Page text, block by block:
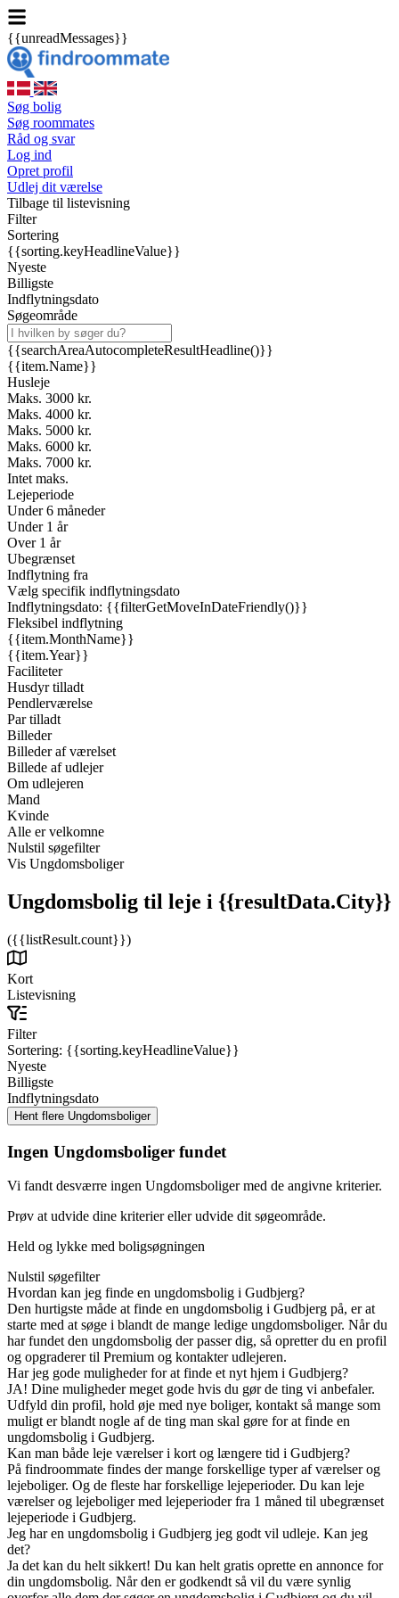
{{unreadMessages}}
Søg bolig
Søg roommates
Råd og svar
Log ind
Opret profil
Udlej dit værelse
Tilbage til listevisning
Filter
Sortering
{{sorting.keyHeadlineValue}}
Nyeste
Billigste
Indflytningsdato
Søgeområde
{{searchAreaAutocompleteResultHeadline()}}
{{item.Name}}
Husleje
Maks. 3000 kr.
Maks. 4000 kr.
Maks. 5000 kr.
Maks. 6000 kr.
Maks. 7000 kr.
Intet maks.
Lejeperiode
Under 6 måneder
Under 1 år
Over 1 år
Ubegrænset
Indflytning fra
Vælg specifik indflytningsdato
Indflytningsdato: {{filterGetMoveInDateFriendly()}}
Fleksibel indflytning
{{item.MonthName}}
{{item.Year}}
Faciliteter
Husdyr tilladt
Pendlerværelse
Par tilladt
Billeder
Billeder af værelset
Billede af udlejer
Om udlejeren
Mand
Kvinde
Alle er velkomne
Nulstil søgefilter
Vis Ungdomsboliger
Ungdomsbolig til leje i {{resultData.City}}
({{listResult.count}})
Kort
Listevisning
Filter
Sortering: {{sorting.keyHeadlineValue}}
Nyeste
Billigste
Indflytningsdato
Ingen Ungdomsboliger fundet
Vi fandt desværre ingen Ungdomsboliger med de angivne kriterier.
Prøv at udvide dine kriterier eller udvide dit søgeområde.
Held og lykke med boligsøgningen
Nulstil søgefilter
Hvordan kan jeg finde en ungdomsbolig i Gudbjerg?
Den hurtigste måde at finde en ungdomsbolig i Gudbjerg på, er at
starte med at søge i blandt de mange ledige ungdomsboliger. Når du
har fundet den ungdomsbolig der passer dig, så opretter du en profil
og opgraderer til Premium og kontakter udlejeren.
Har jeg gode muligheder for at finde et nyt hjem i Gudbjerg?
JA! Dine muligheder meget gode hvis du gør de ting vi anbefaler.
Udfyld din profil, hold øje med nye boliger, kontakt så mange som
muligt er blandt nogle af de ting man skal gøre for at finde en
ungdomsbolig i Gudbjerg.
Kan man både leje værelser i kort og længere tid i Gudbjerg?
På findroommate findes der mange forskellige typer af værelser og
lejeboliger. Og de fleste har forskellige lejeperioder. Du kan leje
værelser og lejeboliger med lejeperioder fra 1 måned til ubegrænset
lejeperiode i Gudbjerg.
Jeg har en ungdomsbolig i Gudbjerg jeg godt vil udleje. Kan jeg
det?
Ja det kan du helt sikkert! Du kan helt gratis oprette en annonce for
din ungdomsbolig. Når den er godkendt så vil du være synlig